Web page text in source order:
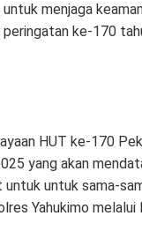
menjaga
ke-170
HUT ke-170
yang akan
untuk untuk sama-
Yahukimo melalui